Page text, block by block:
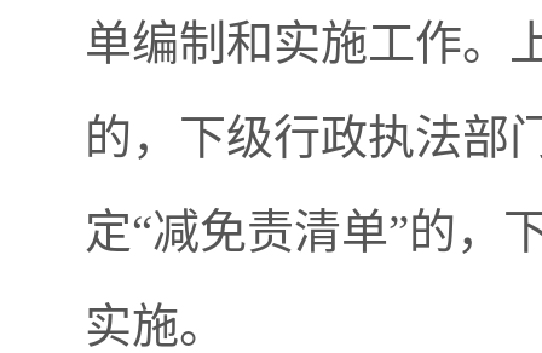
单编制和实施工作。
的，下级行政执法部
定“减免责清单”的，
实施。